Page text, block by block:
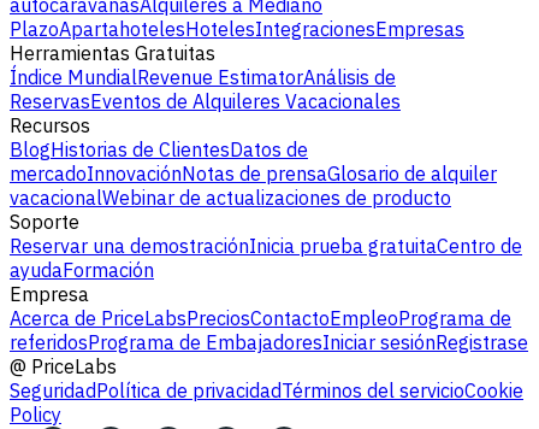
autocaravanasAlquileres a Mediano
PlazoApartahotelesHotelesIntegracionesEmpresas
Herramientas Gratuitas
Índice MundialRevenue EstimatorAnálisis de
ReservasEventos de Alquileres Vacacionales
Recursos
BlogHistorias de ClientesDatos de
mercadoInnovaciónNotas de prensaGlosario de alquiler
vacacionalWebinar de actualizaciones de producto
Soporte
Reservar una demostraciónInicia prueba gratuitaCentro de
ayudaFormación
Empresa
Acerca de PriceLabsPreciosContactoEmpleoPrograma de
referidosPrograma de EmbajadoresIniciar sesiónRegistrase
@ PriceLabs
SeguridadPolítica de privacidadTérminos del servicioCookie
Policy